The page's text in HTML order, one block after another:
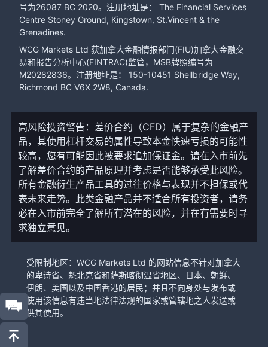
号为26087 BC 2020。注册地址是： The Financial Services
Centre Stoney Ground, Kingstown, St.Vincent & the
Grenadines.
WCG Markets Ltd 获加拿大金融情报部门(FIU)加拿大金融交
易和报告分析中心(FINTRAC)监管，MSB牌照编号为
M20282836。注册地址是： 150-10451 Shellbridge Way,
Richmond BC V6X 2W8, Canada.
高风险投资警告：差价合约（CFD）属于复杂的金融产
品，其使用杠杆交易的属性导致本金快速亏损的可能性
较高，您有可能因此被要求追加保证金。请在入市前先
了解差价合约的产品原理并考虑是否能够承受此风险。
所有金融衍生产品工具的过往价格与表现并不担保或代
表未来走势。此类金融产品并不适合所有投资者，请务
必在入市前完全了解所有潜在的风险，并在有需要时寻
求独立意见。
受限制地区：WCG Markets Ltd 的网站信息不针对加拿大
的卑诗省、魁北克省和萨斯喀彻温省地区、日本、朝鲜、
伊朗、美国以及中国香港的居民；并且不向身处与发布或
使用该信息有违当地法律法规的国家或管辖地之人发送或
供其使用。